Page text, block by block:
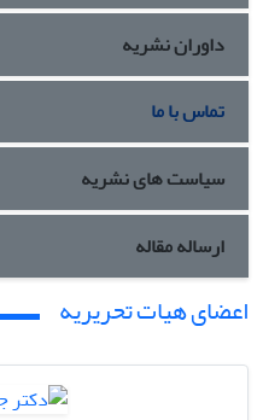
داوران نشریه
تماس با ما
سیاست های نشریه
ارساله مقاله
اعضای هیات تحریریه